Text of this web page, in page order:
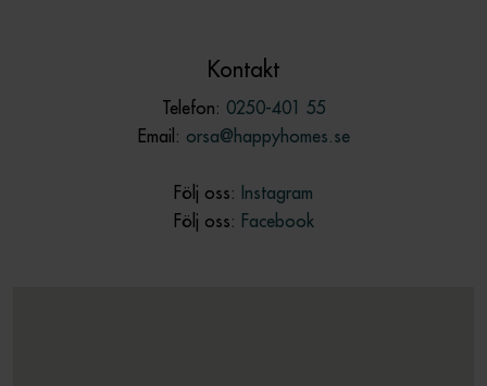
Kontakt
Telefon: 0250-401 55
Email: orsa@happyhomes.se
Följ oss: Instagram
Följ oss: Facebook